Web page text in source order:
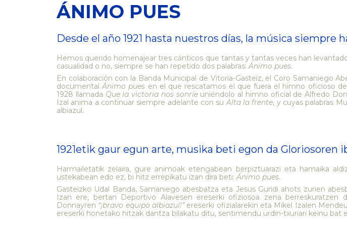
ÁNIMO PUES
Desde el año 1921 hasta nuestros días, la música
Hemos querido homenajear tres cánticos que tantas y tantas veces han
casualidad o no, siempre se han repetido dos palabras:Ánimo pues.
En colaboración con la Banda Municipal de Vitoria-Gasteiz, el Coro Samaniego
documentalÁnimo pues en el que rescatamos el que fuera el himno oficioso
1928 llamada Que la victoria nos sonríeuniéndolo al himno oficial de Alfredo
Izal anima a continuar siempre adelante con suAlta la frente, y cuyas palabras
albiazul.
1921etik gaur egun arte, musika beti egon da Gloriosoren
Harmailetatik zelaira, gure animoak etengabean berpiztuarazi eta hamaika
ustekabean edo ez, bi hitz errepikatu izan dira beti:Ánimo pues.
Gasteizko Udal Banda, Samaniego abesbatza eta Jesus Guridi ahots zurien
Izan ere, bertan Deportivo Alavesen ereserki ofiziosoa zena
Donnayren “¡bravo equipo albiazul!”ereserki ofizialarekin eta Mikel Izalen
ereserki honetako hitzak dantza bilakatu ditu, sentimendu urdin-txuriari keinu bat